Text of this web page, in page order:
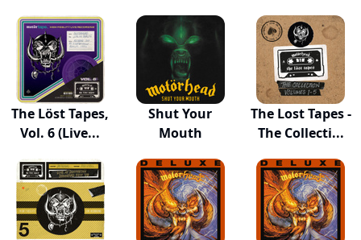
The Löst Tapes,
Vol. 6 (Live...
Shut Your
Mouth
The Lost Tapes -
The Collecti...